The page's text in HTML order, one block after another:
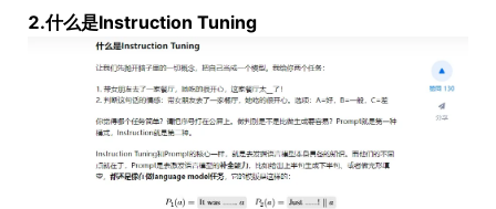
2.什么是Instruction Tuning